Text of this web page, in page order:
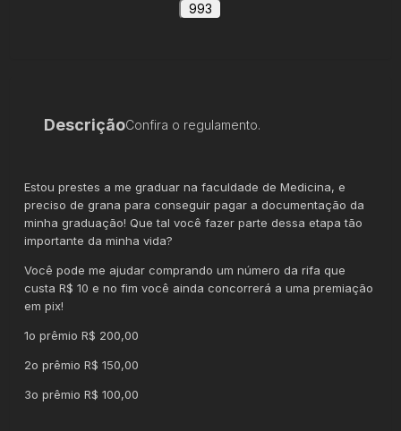
993
DescriçãoConfira o regulamento.
Estou prestes a me graduar na faculdade de Medicina, e
preciso de grana para conseguir pagar a documentação da
minha graduação! Que tal você fazer parte dessa etapa tão
importante da minha vida?
Você pode me ajudar comprando um número da rifa que
custa R$ 10 e no fim você ainda concorrerá a uma premiação
em pix!
1o prêmio R$ 200,00
2o prêmio R$ 150,00
3o prêmio R$ 100,00